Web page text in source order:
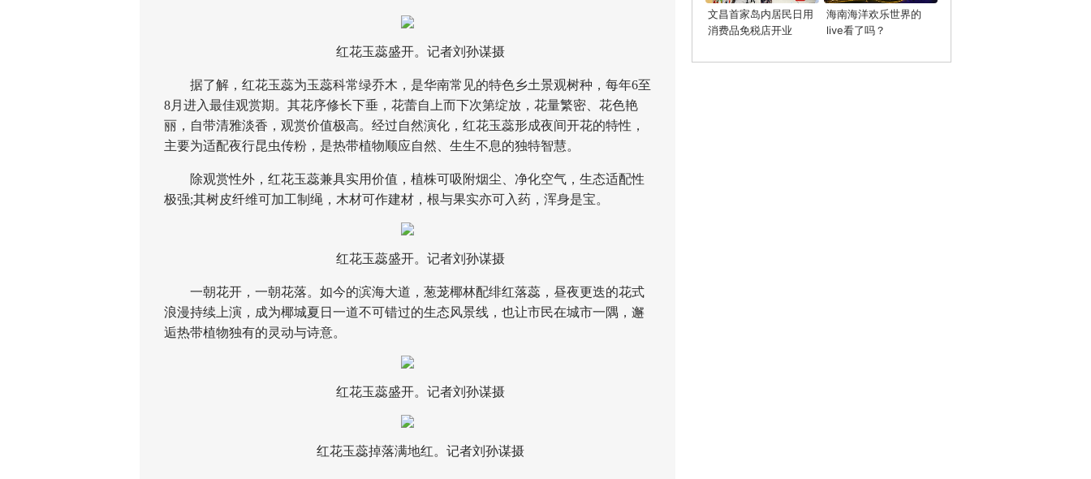
红花玉蕊盛开。记者刘孙谋摄
据了解，红花玉蕊为玉蕊科常绿乔木，是华南常见的特色乡土景观树种，每年6至
8月进入最佳观赏期。其花序修长下垂，花蕾自上而下次第绽放，花量繁密、花色艳
丽，自带清雅淡香，观赏价值极高。经过自然演化，红花玉蕊形成夜间开花的特性，
主要为适配夜行昆虫传粉，是热带植物顺应自然、生生不息的独特智慧。
除观赏性外，红花玉蕊兼具实用价值，植株可吸附烟尘、净化空气，生态适配性
极强;其树皮纤维可加工制绳，木材可作建材，根与果实亦可入药，浑身是宝。
红花玉蕊盛开。记者刘孙谋摄
一朝花开，一朝花落。如今的滨海大道，葱茏椰林配绯红落蕊，昼夜更迭的花式
浪漫持续上演，成为椰城夏日一道不可错过的生态风景线，也让市民在城市一隅，邂
逅热带植物独有的灵动与诗意。
红花玉蕊盛开。记者刘孙谋摄
红花玉蕊掉落满地红。记者刘孙谋摄
文昌首家岛内居民日用
消费品免税店开业
海南海洋欢乐世界的
live看了吗？